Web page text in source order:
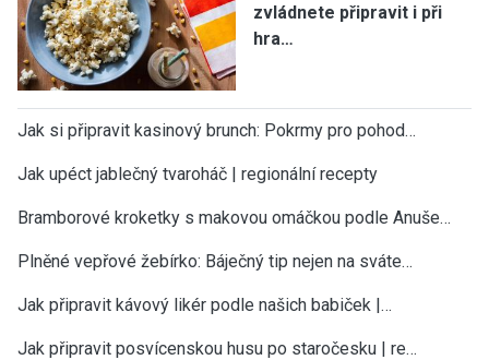
zvládnete připravit i při
hra…
Jak si připravit kasinový brunch: Pokrmy pro pohod…
Jak upéct jablečný tvaroháč | regionální recepty
Bramborové kroketky s makovou omáčkou podle Anuše…
Plněné vepřové žebírko: Báječný tip nejen na sváte…
Jak připravit kávový likér podle našich babiček |…
Jak připravit posvícenskou husu po staročesku | re…